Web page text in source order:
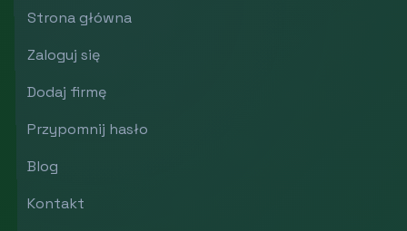
Strona główna
Zaloguj się
Dodaj firmę
Przypomnij hasło
Blog
Kontakt